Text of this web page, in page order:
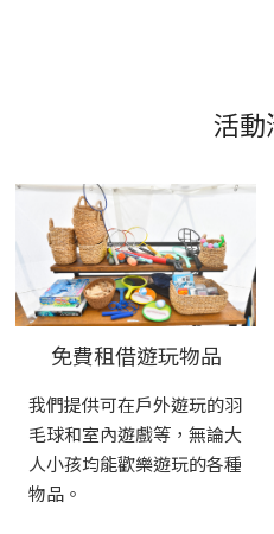
活動
免費租借遊玩物品
我們提供可在戶外遊玩的羽
毛球和室內遊戲等，無論大
人小孩均能歡樂遊玩的各種
物品。